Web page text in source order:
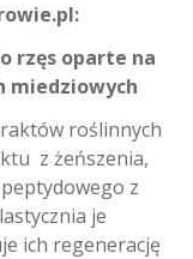
rzęs oparte na
miedziowych
roślinnych
z żeńszenia,
z
je
ich regenerację